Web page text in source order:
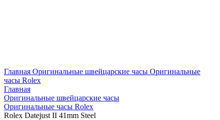
Главная Оригинальные швейцарские часы Оригинальные
часы Rolex
Главная
Оригинальные швейцарские часы
Оригинальные часы Rolex
Rolex Datejust II 41mm Steel